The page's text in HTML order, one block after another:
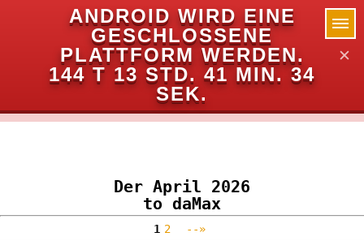
ANDROID WIRD EINE
GESCHLOSSENE
PLATTFORM WERDEN.
144 T 13 STD. 41 MIN. 33
SEK.
✕
Der April 2026
to daMax
1 2 --»